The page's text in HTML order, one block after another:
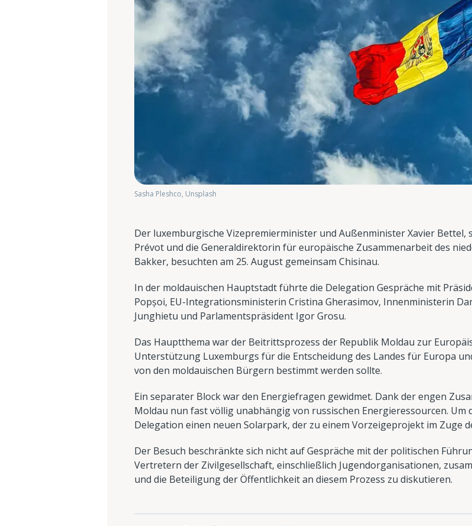
Sasha Pleshco, Unsplash
Der luxemburgische Vizepremierminister und Außenminister Xavier Bettel,
Prévot und die Generaldirektorin für europäische Zusammenarbeit des
Bakker, besuchten am 25. August gemeinsam Chisinau.
In der moldauischen Hauptstadt führte die Delegation Gespräche mit
Popșoi, EU-Integrationsministerin Cristina Gherasimov, Innenministerin
Junghietu und Parlamentspräsident Igor Grosu.
Das Hauptthema war der Beitrittsprozess der Republik Moldau zur
Unterstützung Luxemburgs für die Entscheidung des Landes für Europa
von den moldauischen Bürgern bestimmt werden sollte.
Ein separater Block war den Energiefragen gewidmet. Dank der engen
Moldau nun fast völlig unabhängig von russischen Energieressourcen. Um
Delegation einen neuen Solarpark, der zu einem Vorzeigeprojekt im Zuge
Der Besuch beschränkte sich nicht auf Gespräche mit der politischen
Vertretern der Zivilgesellschaft, einschließlich Jugendorganisationen,
und die Beteiligung der Öffentlichkeit an diesem Prozess zu diskutieren.